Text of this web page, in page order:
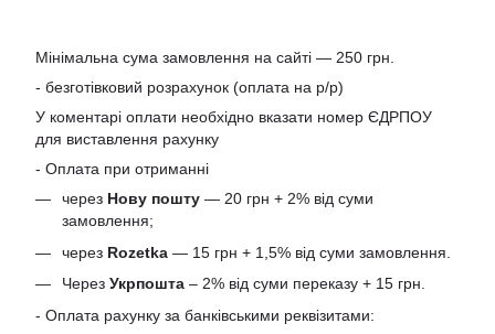
Мінімальна сума замовлення на сайті — 250 грн.
- безготівковий розрахунок (оплата на р/р)
У коментарі оплати необхідно вказати номер ЄДРПОУ
для виставлення рахунку
- Оплата при отриманні
через Нову пошту — 20 грн + 2% від суми
замовлення;
через Rozetka — 15 грн + 1,5% від суми замовлення.
Через Укрпошта – 2% від суми переказу + 15 грн.
- Оплата рахунку за банківськими реквізитами: